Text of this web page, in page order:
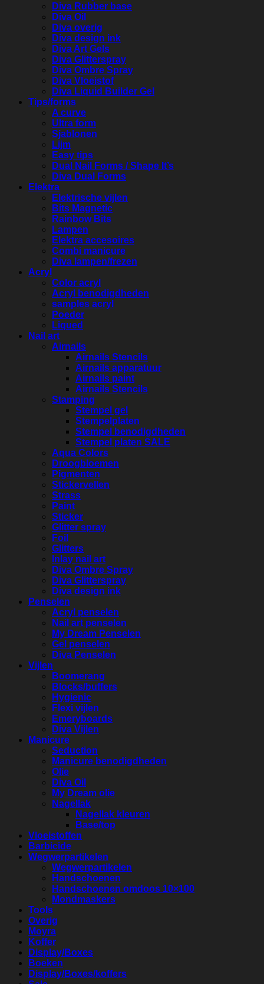
Diva Rubber base
Diva Oil
Diva overig
Diva design ink
Diva Art Gels
Diva Glitterspray
Diva Ombre Spray
Diva Vloeistof
Diva Liquid Builder Gel
Tips/forms
A curve
Ultra form
Sjablonen
Lijm
Easy tips
Dual Nail Forms / Shape It’s
Diva Dual Forms
Elektra
Elektrische vijlen
Bits Magnetic
Rainbow Bits
Lampen
Elektra accesoires
Combi manicure
Diva lampen/frezen
Acryl
Color acryl
Acryl benodigdheden
samples acryl
Poeder
Liqued
Nail art
Airnails
Airnails Stencils
Airnails apparatuur
Airnails paint
Airnails Stencils
Stamping
Stempel gel
Stempelplaten
Stempel benodigdheden
Stempel platen SALE
Aqua Colors
Droogbloemen
Pigmenten
Stickervellen
Strass
Paint
Sticker
Glitter spray
Foil
Glitters
Inlay nail art
Diva Ombre Spray
Diva Glitterspray
Diva design ink
Penselen
Acryl penselen
Nail art penselen
My Dream Penselen
Gel penselen
Diva Penselen
Vijlen
Boomerang
Blocks/buffers
Hygienic
Flexi vijlen
Emeryboards
Diva Vijlen
Manicure
Seduction
Manicure benodigdheden
Olie
Diva Oil
My Dream olie
Nagellak
Nagellak kleuren
Base/top
Vloeistoffen
Barbicide
Wegwerpartikelen
Wegwerpartikelen
Handschoenen
Handschoenen omdoos 10×100
Mondmaskers
Tools
Overig
Moyra
Koffer
Display/Boxes
Boeken
Display/Boxes/koffers